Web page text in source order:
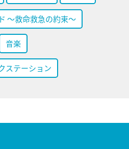
～救命救急の約束～
音楽
ステーション